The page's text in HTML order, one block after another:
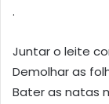
.
Juntar o leite
Demolhar as
Bater as natas